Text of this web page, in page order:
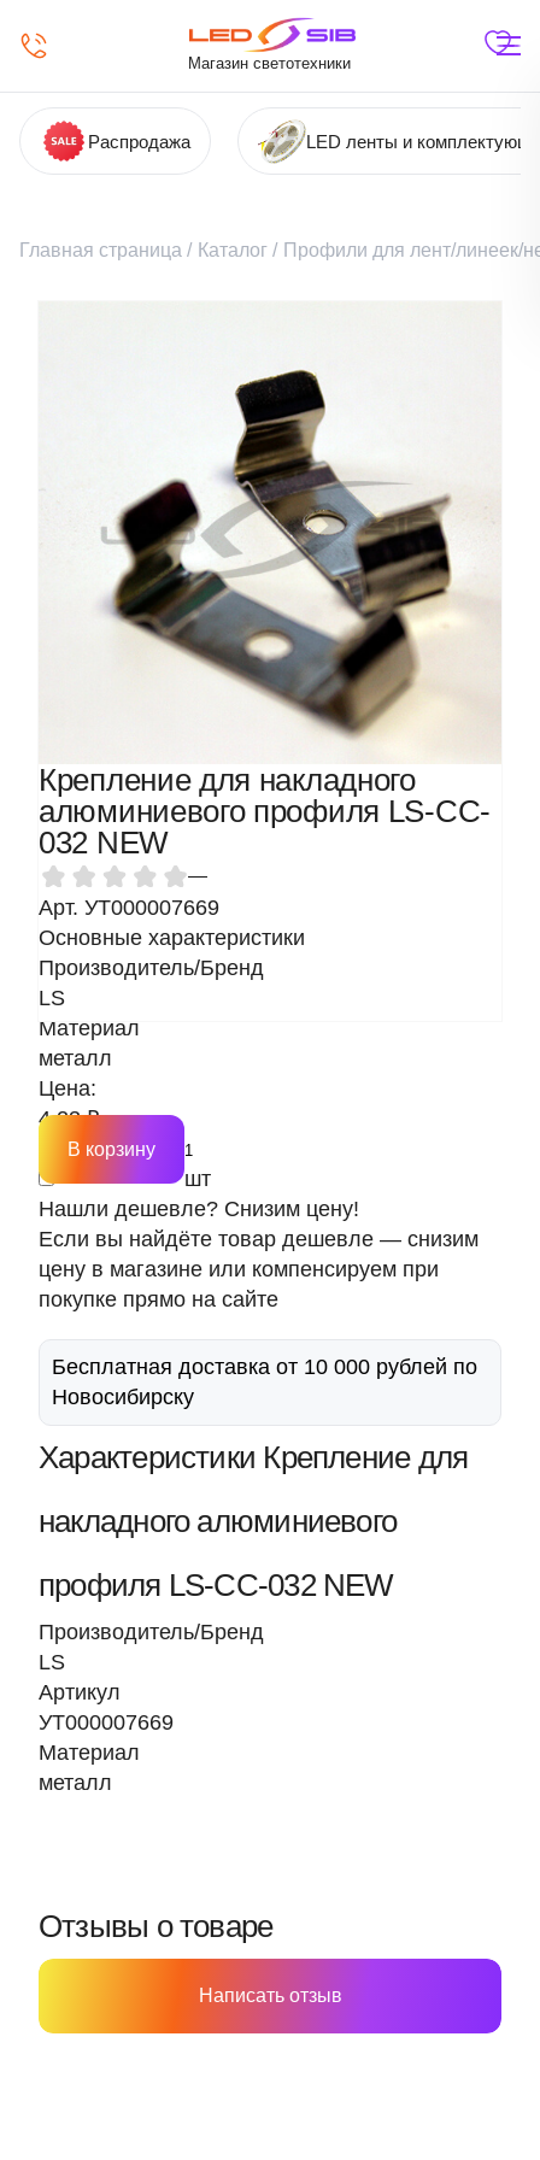
Магазин светотехники
Распродажа LED ленты и
Главная страница / Каталог / Профили для лент/линеек/
Крепление для накладного
алюминиевого профиля LS-CC-
032 NEW
—
Арт. УТ000007669
Основные характеристики
Производитель/Бренд
LS
Материал
металл
Цена:
4.23 ₽
шт
В корзину
Нашли дешевле? Снизим цену!
Если вы найдёте товар дешевле — снизим
цену в магазине или компенсируем при
покупке прямо на сайте
Бесплатная доставка от 10 000 рублей по
Новосибирску
Характеристики Крепление для
накладного алюминиевого
профиля LS-CC-032 NEW
Производитель/Бренд
LS
Артикул
УТ000007669
Материал
металл
Отзывы о товаре
Написать отзыв